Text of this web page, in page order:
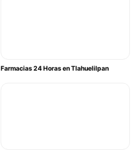
Farmacias 24 Horas en Tlahuelilpan